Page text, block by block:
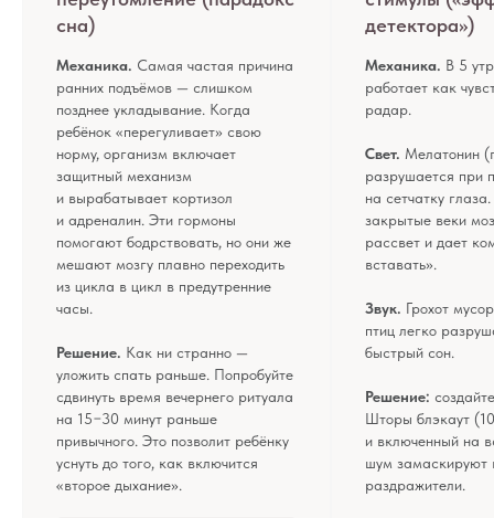
сна)
Механика. Самая частая причина
ранних подъёмов — слишком
позднее укладывание. Когда
ребёнок «перегуливает» свою
норму, организм включает
защитный механизм
и вырабатывает кортизол
и адреналин. Эти гормоны
помогают бодрствовать, но они же
мешают мозгу плавно переходить
из цикла в цикл в предутренние
часы.
Решение. Как ни странно —
уложить спать раньше. Попробуйте
сдвинуть время вечернего ритуала
на 15−30 минут раньше
привычного. Это позволит ребёнку
уснуть до того, как включится
«второе дыхание».
детектора»)
Механика. В 5
работает как
радар.
Свет. Мелатонин
разрушается при
на сетчатку
закрытые веки
рассвет и дает
вставать».
Звук. Грохот
птиц легко
быстрый сон.
Решение:
Шторы блэкаут
и включенный на
шум замаскируют
раздражители.